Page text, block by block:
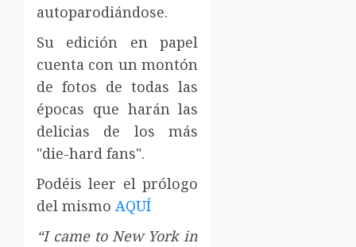
autoparodiándose.
Su edición en papel
cuenta con un montón
de fotos de todas las
épocas que harán las
delicias de los más
"die-hard fans".
Podéis leer el prólogo
del mismo AQUÍ
“I came to New York in